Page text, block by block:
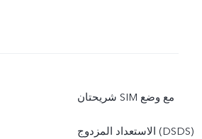
شريحتان SIM مع وضع
الاستعداد المزدوج (DSDS)